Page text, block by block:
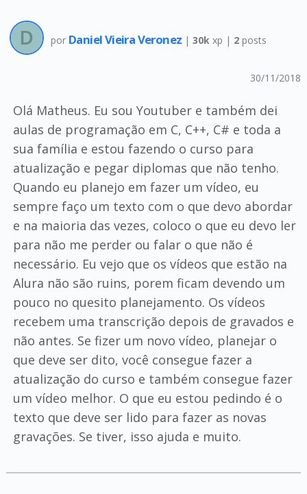
por Daniel Vieira Veronez | 30k xp | 2posts
30/11/2018
Olá Matheus. Eu sou Youtuber e também dei
aulas de programação em C, C++, C# e toda a
sua família e estou fazendo o curso para
atualização e pegar diplomas que não tenho.
Quando eu planejo em fazer um vídeo, eu
sempre faço um texto com o que devo abordar
e na maioria das vezes, coloco o que eu devo ler
para não me perder ou falar o que não é
necessário. Eu vejo que os vídeos que estão na
Alura não são ruins, porem ficam devendo um
pouco no quesito planejamento. Os vídeos
recebem uma transcrição depois de gravados e
não antes. Se fizer um novo vídeo, planejar o
que deve ser dito, você consegue fazer a
atualização do curso e também consegue fazer
um vídeo melhor. O que eu estou pedindo é o
texto que deve ser lido para fazer as novas
gravações. Se tiver, isso ajuda e muito.